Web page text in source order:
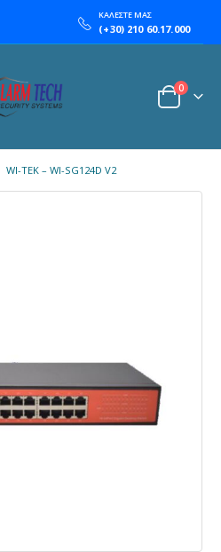
ΚΑΛΕΣΤΕ ΜΑΣ
(+30) 210 60.17.000
0
WI-TEK – WI-SG124D V2